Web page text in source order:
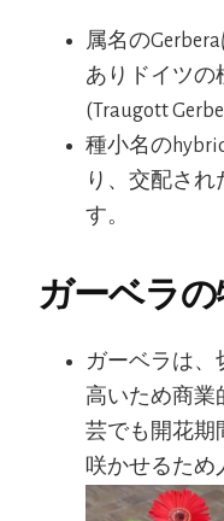
属名の
ありドイツの
(Traugott
種小名の
り、交配され
す。
ガーベラ
ガーベラは、
高いため商業
芸でも開花期
咲かせるため